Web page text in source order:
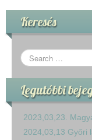
Keresés
Legutóbbi
2023,03,23.
2024,03,13 Győri